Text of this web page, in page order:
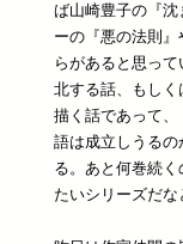
ば山崎豊子の『
ーの『悪の法則
らがあると思っ
北する話、もし
描く話であって
語は成立しうる
る。あと何巻続
たいシリーズだな